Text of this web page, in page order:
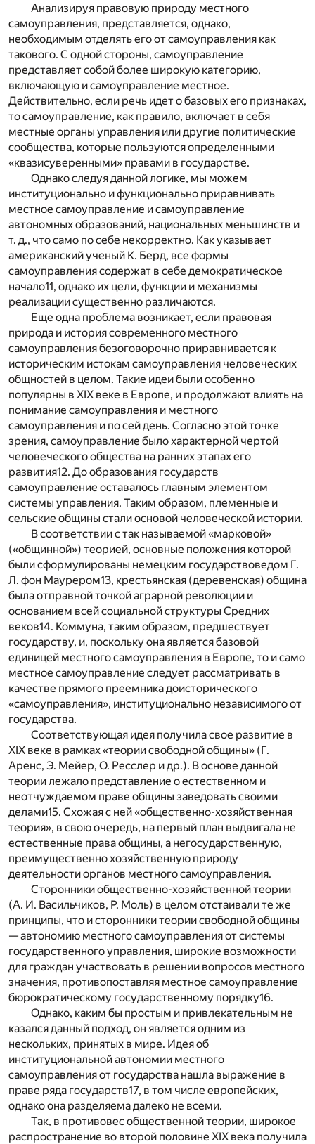
Анализируя правовую природу местного
самоуправления, представляется, однако,
необходимым отделять его от самоуправления как
такового. С одной стороны, самоуправление
представляет собой более широкую категорию,
включающую и самоуправление местное.
Действительно, если речь идет о базовых его признаках,
то самоуправление, как правило, включает в себя
местные органы управления или другие политические
сообщества, которые пользуются определенными
«квазисуверенными» правами в государстве.
Однако следуя данной логике, мы можем
институционально и функционально приравнивать
местное самоуправление и самоуправление
автономных образований, национальных меньшинств и
т. д., что само по себе некорректно. Как указывает
американский ученый К. Берд, все формы
самоуправления содержат в себе демократическое
начало11, однако их цели, функции и механизмы
реализации существенно различаются.
Еще одна проблема возникает, если правовая
природа и история современного местного
самоуправления безоговорочно приравнивается к
историческим истокам самоуправления человеческих
общностей в целом. Такие идеи были особенно
популярны в XIX веке в Европе, и продолжают влиять на
понимание самоуправления и местного
самоуправления и по сей день. Согласно этой точке
зрения, самоуправление было характерной чертой
человеческого общества на ранних этапах его
развития12. До образования государств
самоуправление оставалось главным элементом
системы управления. Таким образом, племенные и
сельские общины стали основой человеческой истории.
В соответствии с так называемой «марковой»
(«общинной») теорией, основные положения которой
были сформулированы немецким государствоведом Г.
Л. фон Маурером13, крестьянская (деревенская) община
была отправной точкой аграрной революции и
основанием всей социальной структуры Средних
веков14. Коммуна, таким образом, предшествует
государству, и, поскольку она является базовой
единицей местного самоуправления в Европе, то и само
местное самоуправление следует рассматривать в
качестве прямого преемника доисторического
«самоуправления», институционально независимого от
государства.
Соответствующая идея получила свое развитие в
XIX веке в рамках «теории свободной общины» (Г.
Аренс, Э. Мейер, О. Ресслер и др.). В основе данной
теории лежало представление о естественном и
неотчуждаемом праве общины заведовать своими
делами15. Схожая с ней «общественно-хозяйственная
теория», в свою очередь, на первый план выдвигала не
естественные права общины, а негосударственную,
преимущественно хозяйственную природу
деятельности органов местного самоуправления.
Сторонники общественно-хозяйственной теории
(А. И. Васильчиков, Р. Моль) в целом отстаивали те же
принципы, что и сторонники теории свободной общины
— автономию местного самоуправления от системы
государственного управления, широкие возможности
для граждан участвовать в решении вопросов местного
значения, противопоставляя местное самоуправление
бюрократическому государственному порядку16.
Однако, каким бы простым и привлекательным не
казался данный подход, он является одним из
нескольких, принятых в мире. Идея об
институциональной автономии местного
самоуправления от государства нашла выражение в
праве ряда государств17, в том числе европейских,
однако она разделяема далеко не всеми.
Так, в противовес общественной теории, широкое
распространение во второй половине XIX века получила